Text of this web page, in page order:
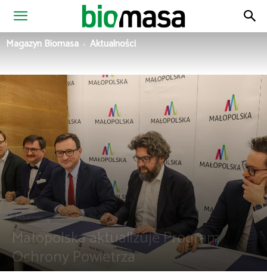
Magazyn
Magazyn Biomasa Aktualności
Aktualności Wiadomości z Polski
Małopolska aktualizuje Program
Ochrony Powietrza